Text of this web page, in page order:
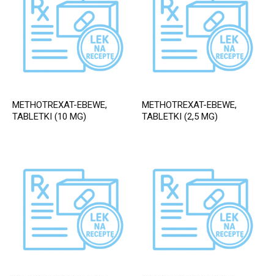
METHOTREXAT-EBEWE,
TABLETKI (10 MG)
METHOTREXAT-EBEWE,
TABLETKI (2,5 MG)